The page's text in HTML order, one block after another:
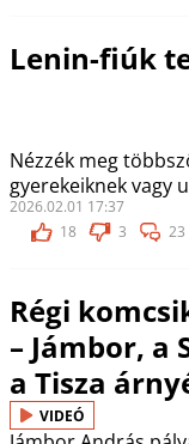
Lenin-fiúk
Nézzék meg
gyerekeiknek vagy
2026.02.01 17:37
18
3 23
Régi
– Jámbor, a
a Tisza
VIDEÓ